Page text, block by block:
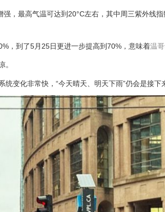
，最高气温可达到20°C左右，其中周三紫外线
，到了5月25日更进一步提高到70%，意味着温
。
变化非常快，“今天晴天、明天下雨”仍会是接下